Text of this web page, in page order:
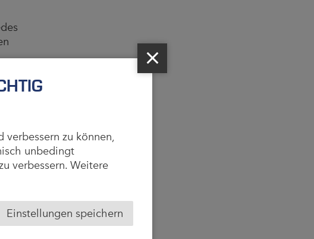
der
Air
zu können,
unbedingt
verbessern. Weitere
Einstellungen speichern